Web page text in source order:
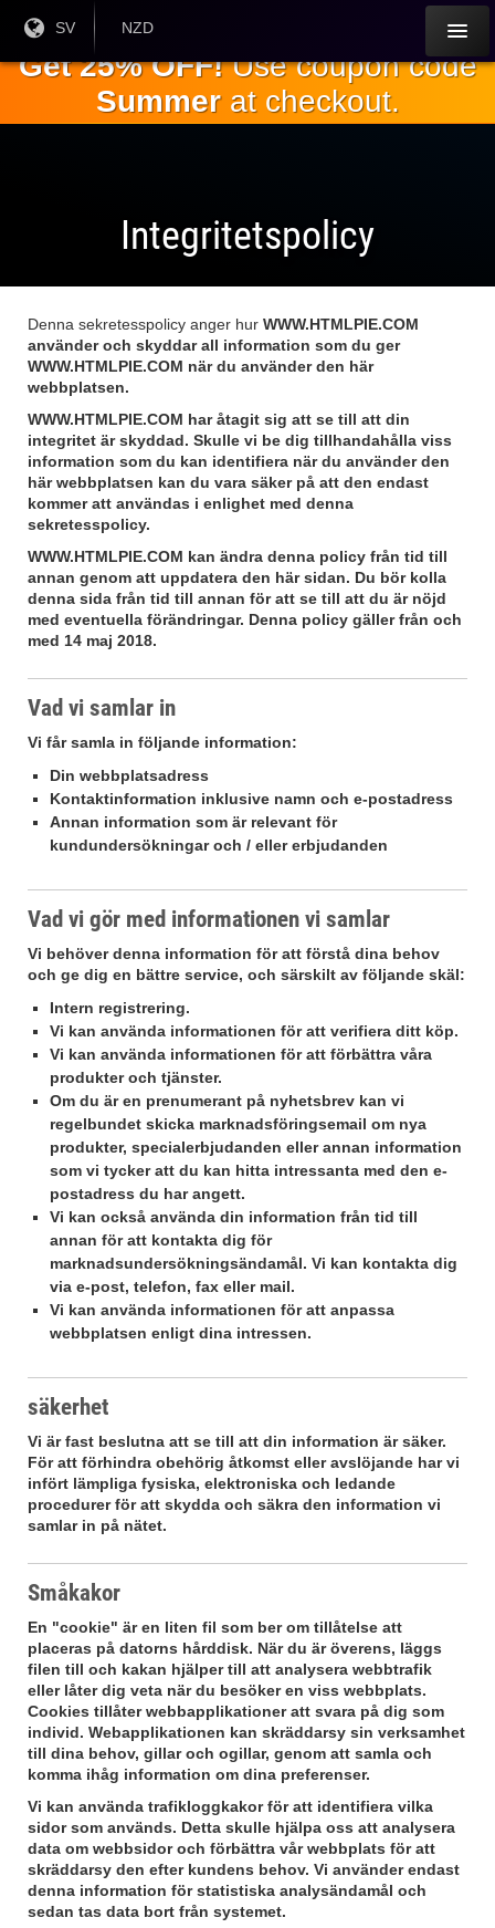
Nuvarande
språk:
SV
Aktuell
NZD
Get 25% OFF!Use coupon code
Summerat checkout.
Integritetspolicy
Denna sekretesspolicy anger hur WWW.HTMLPIE.COM
använder och skyddar all information som du ger
WWW.HTMLPIE.COM när du använder den här
webbplatsen.
WWW.HTMLPIE.COM har åtagit sig att se till att din
integritet är skyddad. Skulle vi be dig tillhandahålla viss
information som du kan identifiera när du använder den
här webbplatsen kan du vara säker på att den endast
kommer att användas i enlighet med denna
sekretesspolicy.
WWW.HTMLPIE.COM kan ändra denna policy från tid till
annan genom att uppdatera den här sidan. Du bör kolla
denna sida från tid till annan för att se till att du är nöjd
med eventuella förändringar. Denna policy gäller från och
med 14 maj 2018.
Vad vi samlar in
Vi får samla in följande information:
Din webbplatsadress
Kontaktinformation inklusive namn och e-postadress
Annan information som är relevant för
kundundersökningar och / eller erbjudanden
Vad vi gör med informationen vi samlar
Vi behöver denna information för att förstå dina behov
och ge dig en bättre service, och särskilt av följande skäl:
Intern registrering.
Vi kan använda informationen för att verifiera ditt köp.
Vi kan använda informationen för att förbättra våra
produkter och tjänster.
Om du är en prenumerant på nyhetsbrev kan vi
regelbundet skicka marknadsföringsemail om nya
produkter, specialerbjudanden eller annan information
som vi tycker att du kan hitta intressanta med den e-
postadress du har angett.
Vi kan också använda din information från tid till
annan för att kontakta dig för
marknadsundersökningsändamål. Vi kan kontakta dig
via e-post, telefon, fax eller mail.
Vi kan använda informationen för att anpassa
webbplatsen enligt dina intressen.
säkerhet
Vi är fast beslutna att se till att din information är säker.
För att förhindra obehörig åtkomst eller avslöjande har vi
infört lämpliga fysiska, elektroniska och ledande
procedurer för att skydda och säkra den information vi
samlar in på nätet.
Småkakor
En "cookie" är en liten fil som ber om tillåtelse att
placeras på datorns hårddisk. När du är överens, läggs
filen till och kakan hjälper till att analysera webbtrafik
eller låter dig veta när du besöker en viss webbplats.
Cookies tillåter webbapplikationer att svara på dig som
individ. Webapplikationen kan skräddarsy sin verksamhet
till dina behov, gillar och ogillar, genom att samla och
komma ihåg information om dina preferenser.
Vi kan använda trafikloggkakor för att identifiera vilka
sidor som används. Detta skulle hjälpa oss att analysera
data om webbsidor och förbättra vår webbplats för att
skräddarsy den efter kundens behov. Vi använder endast
denna information för statistiska analysändamål och
sedan tas data bort från systemet.